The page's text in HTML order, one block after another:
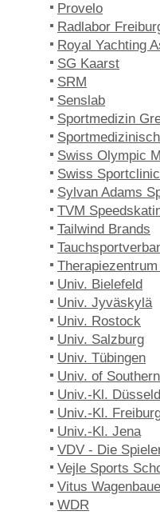
Provelo
Radlabor
Royal Yachting
SG Kaarst
SRM
Senslab
Sportmedizin
Swiss Olympic
Swiss Sportclinic
Sylvan Adams
TVM
Tailwind Brands
Univ. Bielefeld
Univ. Jyväskylä
Univ. Rostock
Univ. Salzburg
Univ. Tübingen
Univ. of
Univ.-Kl.
Univ.-Kl.
Univ.-Kl. Jena
VDV - Die
Vejle Sports
Vitus
WDR